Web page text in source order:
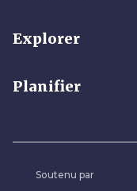
Explorer
Planifier
Soutenu par